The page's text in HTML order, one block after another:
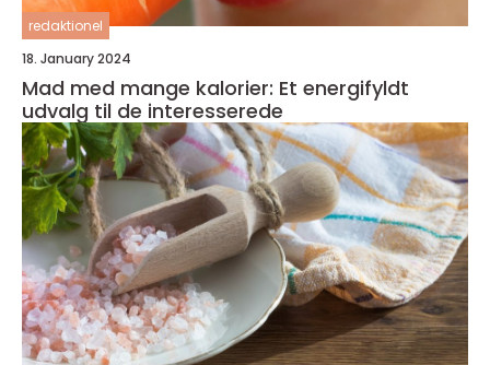
redaktionel
18. January 2024
Mad med mange kalorier: Et energifyldt
udvalg til de interesserede